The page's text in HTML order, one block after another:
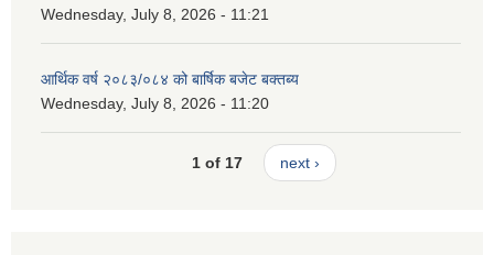
Wednesday, July 8, 2026 - 11:21
आर्थिक वर्ष २०८३/०८४ को बार्षिक बजेट बक्तब्य
Wednesday, July 8, 2026 - 11:20
1 of 17 next ›